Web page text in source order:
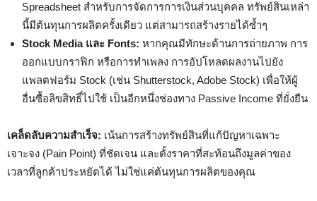
Spreadsheet สำหรับการจัดการการเงินส่วนบุคคล ทรัพย์สินเหล่า
นี้มีต้นทุนการผลิตครั้งเดียว แต่สามารถสร้างรายได้ซ้ำๆ
Stock Media และ Fonts: หากคุณมีทักษะด้านการถ่ายภาพ การ
ออกแบบกราฟิก หรือการทำเพลง การอัปโหลดผลงานไปยัง
แพลตฟอร์ม Stock (เช่น Shutterstock, Adobe Stock) เพื่อให้ผู้
อื่นซื้อลิขสิทธิ์ไปใช้ เป็นอีกหนึ่งช่องทาง Passive Income ที่ยั่งยืน
เคล็ดลับความสำเร็จ: เน้นการสร้างทรัพย์สินที่แก้ปัญหาเฉพาะ
เจาะจง (Pain Point) ที่ชัดเจน และตั้งราคาที่สะท้อนถึงมูลค่าของ
เวลาที่ลูกค้าประหยัดได้ ไม่ใช่แค่ต้นทุนการผลิตของคุณ